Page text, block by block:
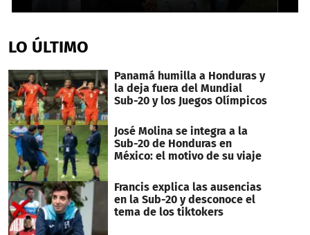
of
1
51
seconds
LO ÚLTIMO
Panamá humilla a Honduras y
la deja fuera del Mundial
Sub-20 y los Juegos Olímpicos
José Molina se integra a la
Sub-20 de Honduras en
México: el motivo de su viaje
Francis explica las ausencias
en la Sub-20 y desconoce el
tema de los tiktokers